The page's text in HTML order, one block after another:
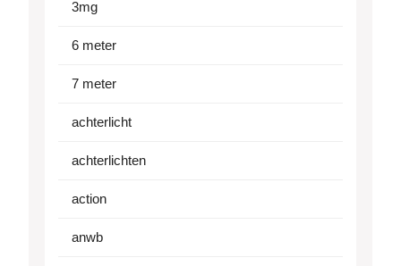
3mg
6 meter
7 meter
achterlicht
achterlichten
action
anwb